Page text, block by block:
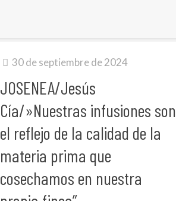
30 de septiembre de 2024
JOSENEA/Jesús
Cía/»Nuestras infusiones son
el reflejo de la calidad de la
materia prima que
cosechamos en nuestra